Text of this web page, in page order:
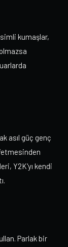
kumaşlar,
asıl güç genç
Y2K'yı kendi
Parlak bir